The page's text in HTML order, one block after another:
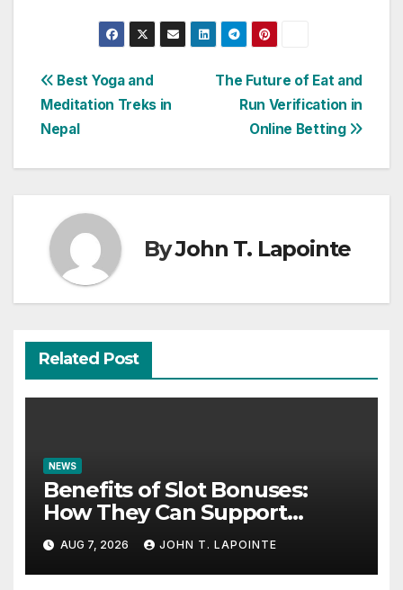
Post
navigation
The Future of Eat and
Run Verification in
Online Betting
Best Yoga and
Meditation Treks in
Nepal
ByJohn T. Lapointe
Related Post
NEWS
Benefits of Slot Bonuses:
How They Can Support
Better Results
AUG 7, 2026 JOHN T. LAPOINTE